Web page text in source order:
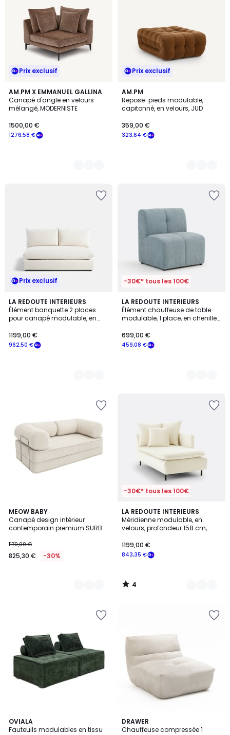
Prix exclusif
AM.PM X EMMANUEL GALLINA
Canapé d'angle en velours
mélangé, MODERNISTE
1276,58 €
1500,00 €
5
Couleurs
Prix exclusif
AM.PM
Repose-pieds modulable,
capitonné, en velours, JUD
323,64 €
359,00 €
4
Couleurs
Prix exclusif
LA REDOUTE INTERIEURS
Élément banquette 2 places
pour canapé modulable, en
962,50 €
1199,00 €
5
Couleurs
-30€* tous les 100€
LA REDOUTE INTERIEURS
Élément chauffeuse de table
modulable, 1 place, en chenille
459,08 €
699,00 €
6
Couleurs
MEOW BABY
Canapé design intérieur
contemporain premium SURB
1179,00 €
825,30 € -30%
9
Couleurs
-30€* tous les 100€
LA REDOUTE INTERIEURS
Méridienne modulable, en
velours, profondeur 158 cm,
843,35 €
1199,00 €
4
/
5
4
Couleurs
4
/
OVIALA
Fauteuils modulables en tissu
4
Couleurs
DRAWER
Chauffeuse compressée 1
3
Couleurs